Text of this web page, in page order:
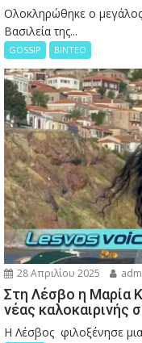
Ολοκληρώθηκε ο μεγάλος
Βασιλεία της...
GOSSIP ΒΙΝΤΕΟ
28 Απριλίου 2025
Στη Λέσβο η Μαρία
νέας καλοκαιρινής
Η Λέσβος φιλοξένησε